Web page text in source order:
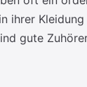
ihrer
gute